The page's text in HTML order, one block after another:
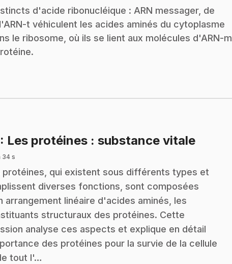
d'acide ribonucléique : ARN messager, de
t véhiculent les acides aminés du cytoplasme
le ribosome, où ils se lient aux molécules d'ARN-m
: Les protéines : substance vitale.
34 s
protéines, qui existent sous différents types et
diverses fonctions, sont composées
arrangement linéaire d'acides aminés, les
structuraux des protéines. Cette
analyse ces aspects et explique en détail
des protéines pour la survie de la cellule
tout l'…